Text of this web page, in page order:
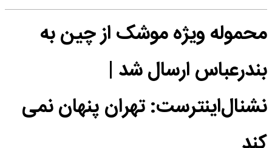
محموله ویژه موشک از چین به
بندرعباس ارسال شد |
نشنال‌اینترست: تهران پنهان نمی